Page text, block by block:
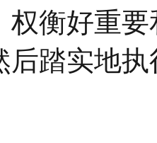
权衡好重
后踏实地